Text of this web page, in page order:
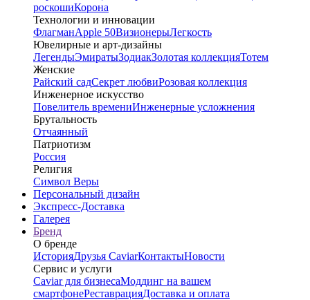
роскошиКорона
Технологии и инновации
ФлагманApple 50ВизионерыЛегкость
Ювелирные и арт-дизайны
ЛегендыЭмиратыЗодиакЗолотая коллекцияТотем
Женские
Райский садСекрет любвиРозовая коллекция
Инженерное искусство
Повелитель времениИнженерные усложнения
Брутальность
Отчаянный
Патриотизм
Россия
Религия
Символ Веры
Персональный дизайн
Экспресс-Доставка
Галерея
Бренд
О бренде
ИсторияДрузья CaviarКонтактыНовости
Сервис и услуги
Caviar для бизнесаМоддинг на вашем
смартфонеРеставрацияДоставка и оплата